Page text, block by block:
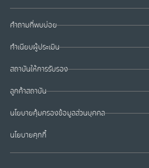
คำถามที่พบบ่อย
ทำเนียบผู้ประเมิน
สถาบันให้การรับรอง
ลูกค้าสถาบัน
นโยบายคุ้มครองข้อมูลส่วนบุคคล
นโยบายคุกกี้